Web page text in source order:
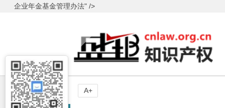
企业年金基金管理办法" />
A+